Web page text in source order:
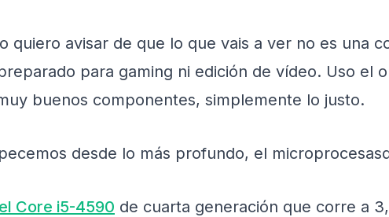
quiero avisar de que lo que vais a ver no es una
para gaming ni edición de vídeo. Uso el
buenos componentes, simplemente lo justo.
desde lo más profundo, el
Core i5-4590 de cuarta generación que corre a